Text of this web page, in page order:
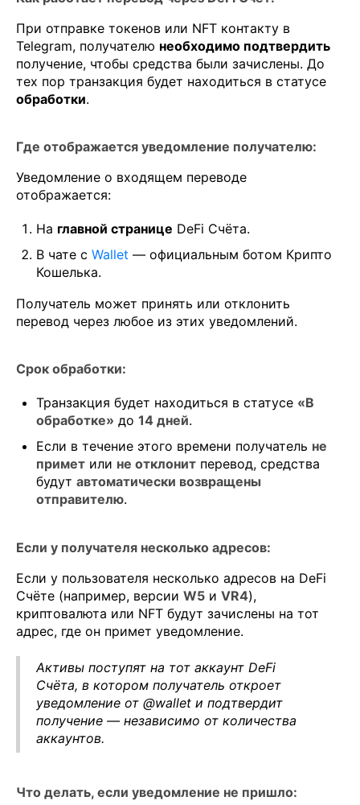
При отправке токенов или NFT контакту в
Telegram, получателю необходимо подтвердить
получение, чтобы средства были зачислены. До
тех пор транзакция будет находиться в статусе
обработки.
Где отображается уведомление получателю:
Уведомление о входящем переводе
отображается:
На главной странице DeFi Счёта.
В чате с Wallet — официальным ботом Крипто
Кошелька.
Получатель может принять или отклонить
перевод через любое из этих уведомлений.
Срок обработки:
Транзакция будет находиться в статусе «В
обработке» до 14 дней.
Если в течение этого времени получатель не
примет или не отклонит перевод, средства
будут автоматически возвращены
отправителю.
Если у получателя несколько адресов:
Если у пользователя несколько адресов на DeFi
Счёте (например, версии W5 и VR4),
криптовалюта или NFT будут зачислены на тот
адрес, где он примет уведомление.
Активы поступят на тот аккаунт DeFi
Счёта, в котором получатель откроет
уведомление от @wallet и подтвердит
получение — независимо от количества
аккаунтов.
Что делать, если уведомление не пришло: